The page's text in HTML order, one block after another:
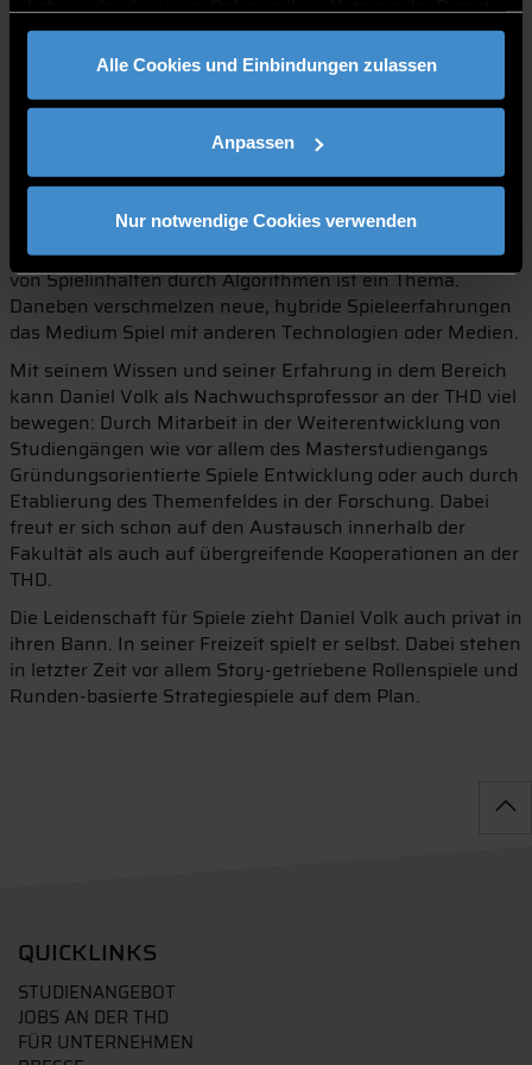
gesammelt haben.
Alle Cookies und Einbindungen zulassen
Anpassen
Nur notwendige Cookies verwenden
ist, spielt dabei ebenfalls eine Rolle, denn Daniel Volk setzt
auf einen starken Praxisbezug und unterstützt die
Studierenden gerne bei deren Gründungsvorhaben.
In seinem Forschungsgebiet der Kreativen Technologien
Ansätze der Spieleentwicklung ein. Dies umfasst
Techniken zur Effizienzsteigerung, wie die Auslagerung
von einfach zu bedienenden Game Authoring Tools. Auch
die Automatisierung bei der Erstellung und Platzierung
von Spielinhalten durch Algorithmen ist ein Thema.
Daneben verschmelzen neue, hybride Spieleerfahrungen
das Medium Spiel mit anderen Technologien oder Medien.
Mit seinem Wissen und seiner Erfahrung in dem Bereich
kann Daniel Volk als Nachwuchsprofessor an der THD viel
bewegen: Durch Mitarbeit in der Weiterentwicklung von
Studiengängen wie vor allem des Masterstudiengangs
Gründungsorientierte Spiele Entwicklung oder auch durch
Etablierung des Themenfeldes in der Forschung. Dabei
freut er sich schon auf den Austausch innerhalb der
Fakultät als auch auf übergreifende Kooperationen an der
THD.
Die Leidenschaft für Spiele zieht Daniel Volk auch privat in
ihren Bann. In seiner Freizeit spielt er selbst. Dabei stehen
in letzter Zeit vor allem Story-getriebene Rollenspiele und
Runden-basierte Strategiespiele auf dem Plan.
QUICKLINKS
STUDIENANGEBOT
JOBS AN DER THD
FÜR UNTERNEHMEN